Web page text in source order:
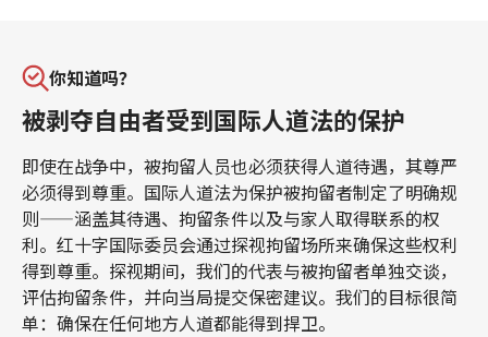
你知道吗？
被剥夺自由者受到国际人道法的保护
即使在战争中，被拘留人员也必须获得人道待遇，其尊严
必须得到尊重。国际人道法为保护被拘留者制定了明确规
则——涵盖其待遇、拘留条件以及与家人取得联系的权
利。红十字国际委员会通过探视拘留场所来确保这些权利
得到尊重。探视期间，我们的代表与被拘留者单独交谈，
评估拘留条件，并向当局提交保密建议。我们的目标很简
单：确保在任何地方人道都能得到捍卫。